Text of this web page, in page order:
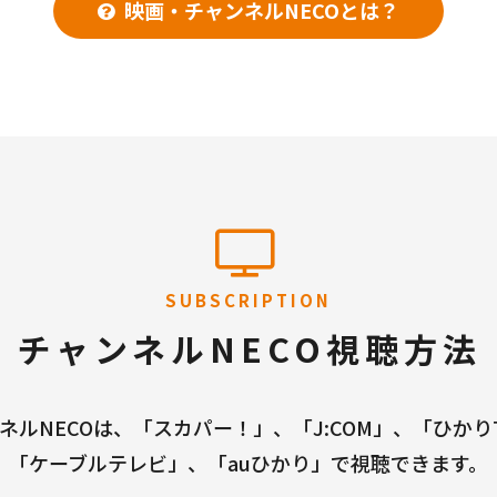
映画・チャンネルNECOとは？
SUBSCRIPTION
チャンネルNECO視聴方法
ルNECOは、「スカパー！」、「J:COM」、「ひか
「ケーブルテレビ」、「auひかり」で視聴できます。